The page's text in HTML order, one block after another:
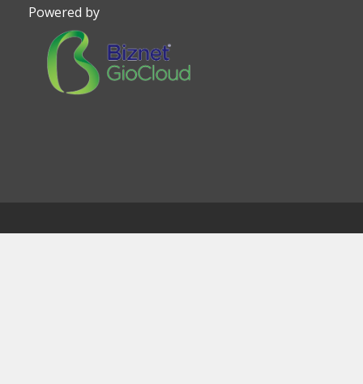
Powered by